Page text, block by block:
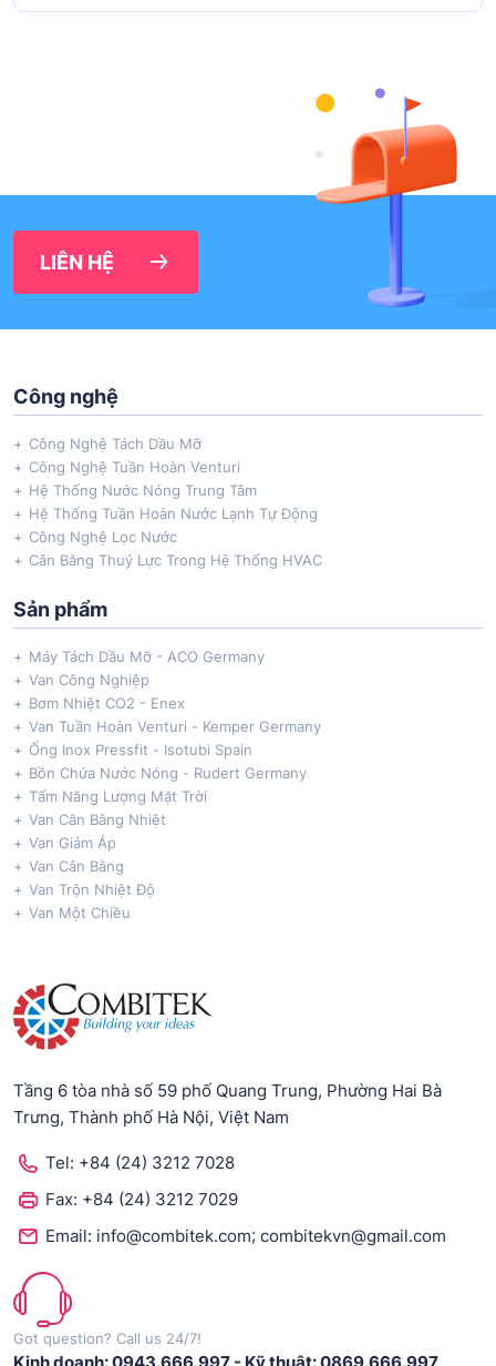
LIÊN HỆ
Công nghệ
Công Nghệ Tách Dầu Mỡ
Công Nghệ Tuần Hoàn Venturi
Hệ Thống Nước Nóng Trung Tâm
Hệ Thống Tuần Hoàn Nước Lạnh Tự Động
Công Nghệ Lọc Nước
Cân Bằng Thuỷ Lực Trong Hệ Thống HVAC
Sản phẩm
Máy Tách Dầu Mỡ - ACO Germany
Van Công Nghiệp
Bơm Nhiệt CO2 - Enex
Van Tuần Hoàn Venturi - Kemper Germany
Ống Inox Pressfit - Isotubi Spain
Bồn Chứa Nước Nóng - Rudert Germany
Tấm Năng Lượng Mặt Trời
Van Cân Bằng Nhiệt
Van Giảm Áp
Van Cân Bằng
Van Trộn Nhiệt Độ
Van Một Chiều
Tầng 6 tòa nhà số 59 phố Quang Trung, Phường Hai Bà
Trưng, Thành phố Hà Nội, Việt Nam
Tel: +84 (24) 3212 7028
Fax: +84 (24) 3212 7029
Email: info@combitek.com; combitekvn@gmail.com
Got question? Call us 24/7!